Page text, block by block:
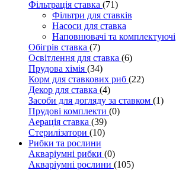
Фільтрація ставка (71)
Фільтри для ставків
Насоси для ставка
Наповнювачі та комплектуючі
Обігрів ставка (7)
Освітлення для ставка (6)
Прудова хімія (34)
Корм для ставкових риб (22)
Декор для ставка (4)
Засоби для догляду за ставком (1)
Прудові комплекти (0)
Аерація ставка (39)
Стерилізатори (10)
Рибки та рослини
Акваріумні рибки (0)
Акваріумні рослини (105)